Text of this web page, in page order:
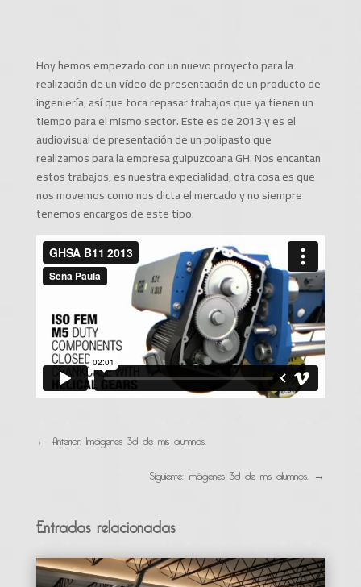
Hoy hemos empezado con un nuevo proyecto para la
realización de un vídeo de presentación de un producto de
ingeniería, así que toca repasar trabajos que ya tienen un
tiempo para el mismo sector. Este es de 2013 y es el
audiovisual de presentación de un polipasto que
realizamos para la empresa guipuzcoana GH. Nos encantan
estos trabajos, es nuestra expecialidad, otra cosa es que
nos movemos como nos dicta el mercado y no siempre
tenemos encargos de este tipo.
← Anterior: Imágenes 3d de mis alumnos.
Siguiente: Imágenes 3d de mis alumnos. →
Entradas relacionadas